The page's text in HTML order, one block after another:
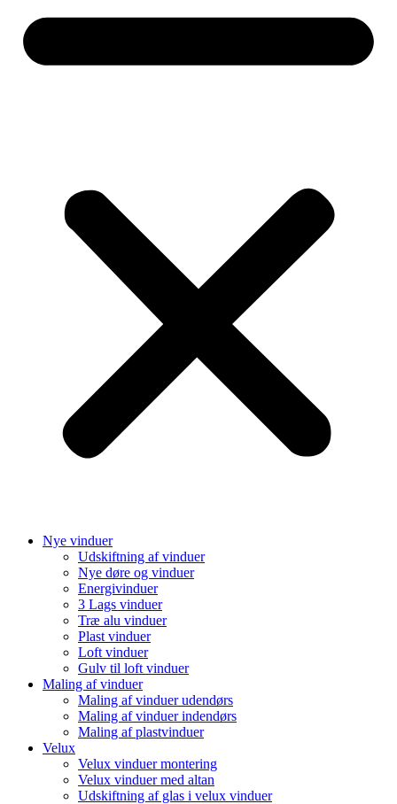
Nye vinduer
Udskiftning af vinduer
Nye døre og vinduer
Energivinduer
3 Lags vinduer
Træ alu vinduer
Plast vinduer
Loft vinduer
Gulv til loft vinduer
Maling af vinduer
Maling af vinduer udendørs
Maling af vinduer indendørs
Maling af plastvinduer
Velux
Velux vinduer montering
Velux vinduer med altan
Udskiftning af glas i velux vinduer